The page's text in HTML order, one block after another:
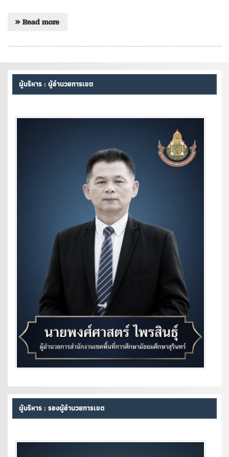
» Read more
ผู้บริหาร : ผู้อำนวยการเขต
ผู้บริหาร : รองผู้อำนวยการเขต